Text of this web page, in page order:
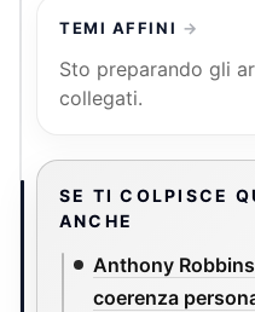
TEMI AFFINI
Sto preparando gli
collegati.
SE TI COLPISCE
ANCHE
Anthony Robbins
coerenza